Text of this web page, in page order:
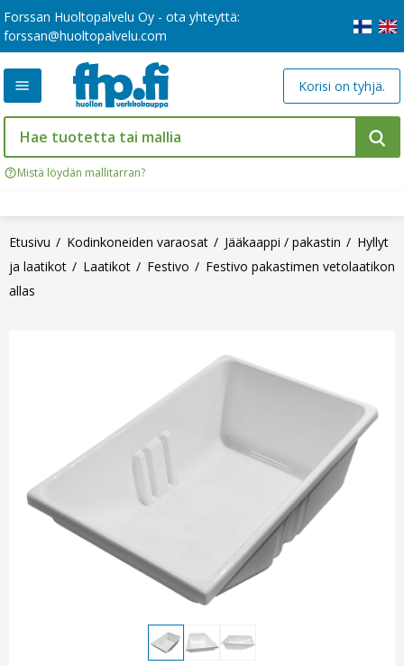
Forssan Huoltopalvelu Oy - ota yhteyttä:
forssan@huoltopalvelu.com
Mistä löydän mallitarran?
Korisi on tyhjä.
Etusivu Kodinkoneiden varaosat Jääkaappi / pakastin
Hyllyt
ja laatikot
Laatikot Festivo
Festivo pakastimen vetolaatikon
allas